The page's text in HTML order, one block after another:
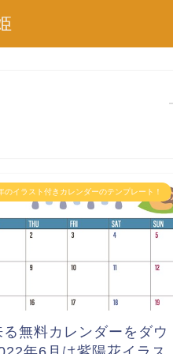
イラスト付きカレンダーのテンプレート！
無料カレンダーをダウ